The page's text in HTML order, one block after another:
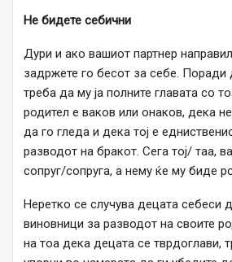
Не бидете себични
Дури и ако вашиот партнер
задржете го бесот за себе. Поради
треба да му ја полните главата со
родител е ваков или онаков, дека
да го гледа и дека тој е
разводот на бракот. Сега тој/ таа,
сопруг/сопруга, а нему ќе му биде
Неретко се случува децата себеси
виновници за разводот на своите
на тоа дека децата се тврдоглави,